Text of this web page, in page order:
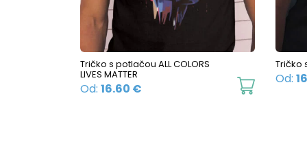
chosen
on
the
product
page
Tričko s potlačou ALL COLORS
LIVES MATTER
Od: 16.60 €
This
Tričko
Od: